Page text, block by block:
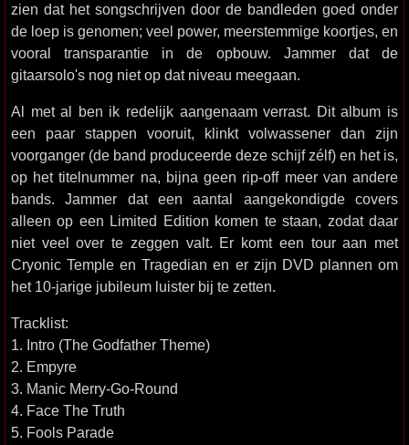
zien dat het songschrijven door de bandleden goed onder
de loep is genomen; veel power, meerstemmige koortjes, en
vooral transparantie in de opbouw. Jammer dat de
gitaarsolo's nog niet op dat niveau meegaan.
Al met al ben ik redelijk aangenaam verrast. Dit album is
een paar stappen vooruit, klinkt volwassener dan zijn
voorganger (de band produceerde deze schijf zélf) en het is,
op het titelnummer na, bijna geen rip-off meer van andere
bands. Jammer dat een aantal aangekondigde covers
alleen op een Limited Edition komen te staan, zodat daar
niet veel over te zeggen valt. Er komt een tour aan met
Cryonic Temple en Tragedian en er zijn DVD plannen om
het 10-jarige jubileum luister bij te zetten.
Tracklist:
1. Intro (The Godfather Theme)
2. Empyre
3. Manic Merry-Go-Round
4. Face The Truth
5. Fools Parade